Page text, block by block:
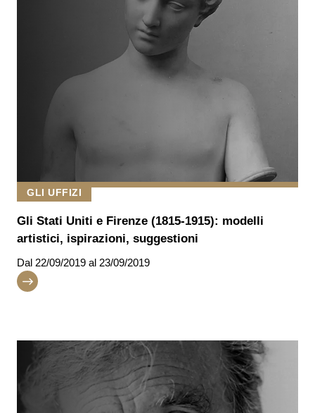
GLI UFFIZI
Gli Stati Uniti e Firenze (1815-1915): modelli
artistici, ispirazioni, suggestioni
Dal 22/09/2019 al 23/09/2019